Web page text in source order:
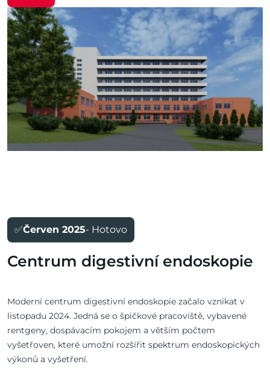
✅Červen 2025- Hotovo
Centrum digestivní endoskopie
Moderní centrum digestivní endoskopie začalo vznikat v
listopadu 2024. Jedná se o špičkové pracoviště, vybavené
rentgeny, dospávacím pokojem a větším počtem
vyšetřoven, které umožní rozšířit spektrum endoskopických
výkonů a vyšetření.